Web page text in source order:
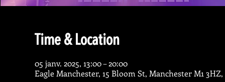
Time & Location
05 janv. 2025, 13:00 – 20:00
Eagle Manchester, 15 Bloom St, Manchester M1 3HZ,